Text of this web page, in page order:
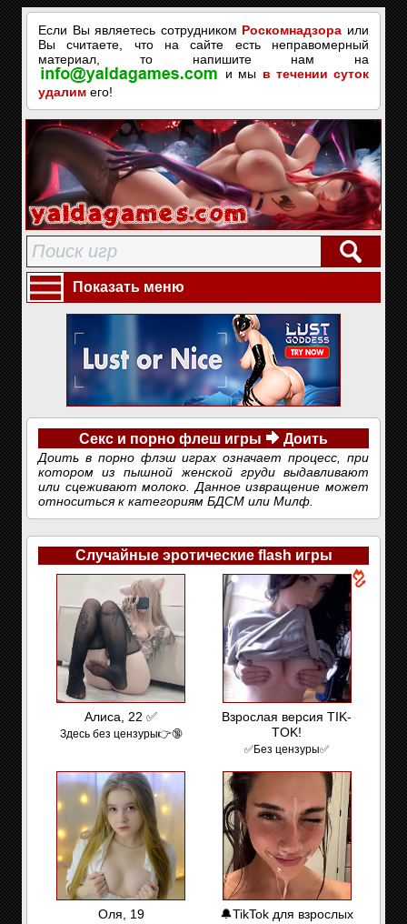
Если Вы являетесь сотрудником Роскомнадзора или
Вы считаете, что на сайте есть неправомерный
материал, то напишите нам на
и мы в течении суток
удалим его!
Показать меню
Секс и порно флеш игры Доить
Доить в порно флэш играх означает процесс, при
котором из пышной женской груди выдавливают
или сцеживают молоко. Данное извращение может
относиться к категориям БДСМ или Милф.
Случайные эротические flash игры
Алиса, 22 ✅
Здесь без цензуры👉🔞
Взрослая версия TIK-
TOK!
✅Без цензуры✅
Оля, 19 🔔TikTok для взрослых